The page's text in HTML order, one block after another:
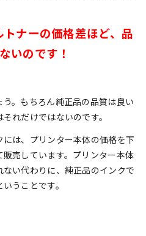
ナーの価格差ほど、品
いのです！
。もちろん純正品の品質は良い
れだけではないのです。
は、プリンター本体の価格を下
売しています。プリンター本体
い代わりに、純正品のインクで
うことです。